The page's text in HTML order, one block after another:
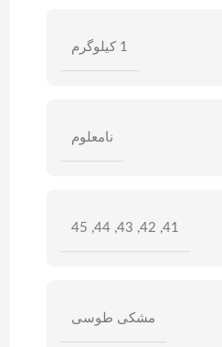
1 کیلوگرم
نامعلوم
41
,
42
,
43
,
44
,
45
مشکی طوسی